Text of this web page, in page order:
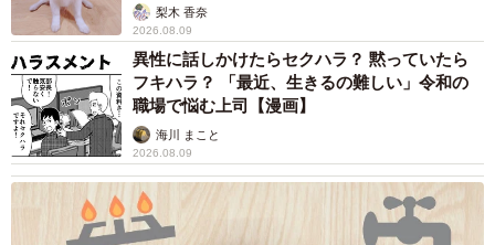
梨木 香奈
2026.08.09
異性に話しかけたらセクハラ？ 黙っていたら
フキハラ？ 「最近、生きるの難しい」令和の
職場で悩む上司【漫画】
海川 まこと
2026.08.09